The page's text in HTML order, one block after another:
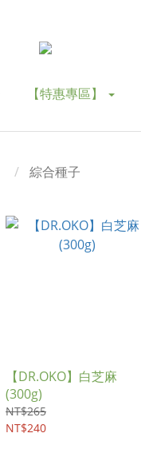
【特惠專區】
綜合種子
【DR.OKO】白芝麻
(300g)
NT$265
NT$240